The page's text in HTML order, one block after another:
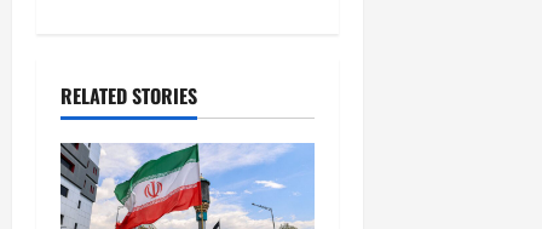
v
i
RELATED STORIES